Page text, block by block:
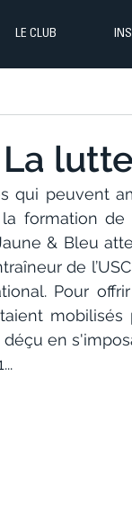
LE CLUB
qui peuvent
formation de
& Bleu
de
Pour
en